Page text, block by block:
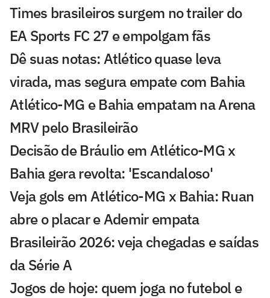
Times brasileiros surgem no trailer do
EA Sports FC 27 e empolgam fãs
Dê suas notas: Atlético quase leva
virada, mas segura empate com Bahia
Atlético-MG e Bahia empatam na Arena
MRV pelo Brasileirão
Decisão de Bráulio em Atlético-MG x
Bahia gera revolta: 'Escandaloso'
Veja gols em Atlético-MG x Bahia: Ruan
abre o placar e Ademir empata
Brasileirão 2026: veja chegadas e saídas
da Série A
Jogos de hoje: quem joga no futebol e